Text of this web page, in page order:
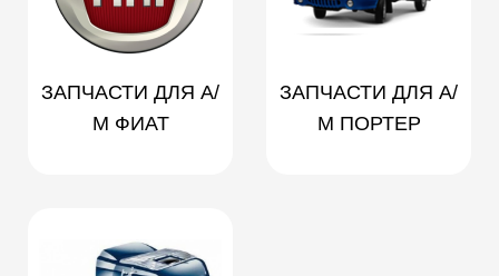
ЗАПЧАСТИ ДЛЯ А/
М ФИАТ
ЗАПЧАСТИ ДЛЯ А/
М ПОРТЕР